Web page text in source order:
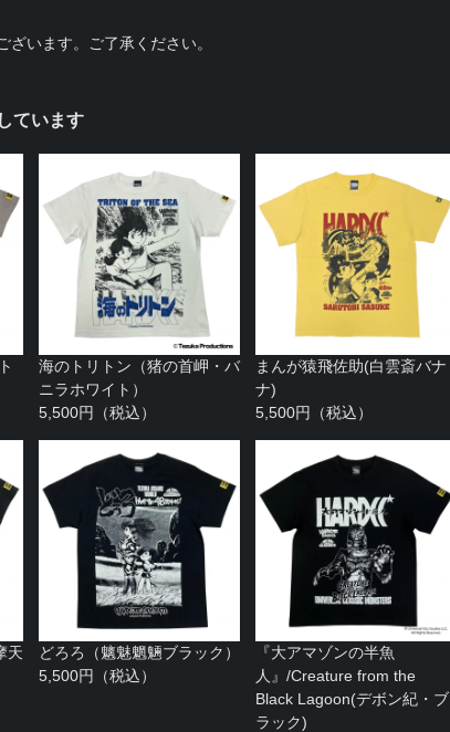
います。ご了承ください。
ています
海のトリトン（猪の首岬・バ
ニラホワイト）
5,500円（税込）
まんが猿飛佐助(白雲斎バナ
ナ)
5,500円（税込）
天
どろろ（魑魅魍魎ブラック）
5,500円（税込）
『大アマゾンの半魚
人』/Creature from the
Black Lagoon(デボン紀・ブ
ラック)